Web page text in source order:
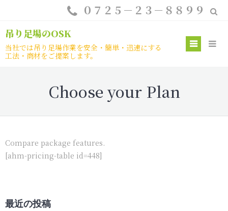
content
０７２５－２３－８８９９
吊り足場のOSK
当社では吊り足場作業を安全・簡単・迅速にする
工法・商材をご提案します。
Choose your Plan
Compare package features.
[ahm-pricing-table id=448]
最近の投稿